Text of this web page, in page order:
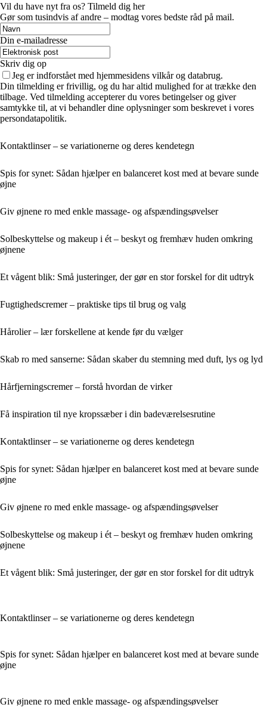
Vil du have nyt fra os? Tilmeld dig her
Gør som tusindvis af andre – modtag vores bedste råd på mail.
Din e-mailadresse
Skriv dig op
Jeg er indforstået med hjemmesidens vilkår og databrug.
Din tilmelding er frivillig, og du har altid mulighed for at trække den
tilbage. Ved tilmelding accepterer du vores betingelser og giver
samtykke til, at vi behandler dine oplysninger som beskrevet i vores
persondatapolitik.
Kontaktlinser – se variationerne og deres kendetegn
Spis for synet: Sådan hjælper en balanceret kost med at bevare sunde
øjne
Giv øjnene ro med enkle massage- og afspændingsøvelser
Solbeskyttelse og makeup i ét – beskyt og fremhæv huden omkring
øjnene
Et vågent blik: Små justeringer, der gør en stor forskel for dit udtryk
Fugtighedscremer – praktiske tips til brug og valg
Hårolier – lær forskellene at kende før du vælger
Skab ro med sanserne: Sådan skaber du stemning med duft, lys og lyd
Hårfjerningscremer – forstå hvordan de virker
Få inspiration til nye kropssæber i din badeværelsesrutine
Kontaktlinser – se variationerne og deres kendetegn
Spis for synet: Sådan hjælper en balanceret kost med at bevare sunde
øjne
Giv øjnene ro med enkle massage- og afspændingsøvelser
Solbeskyttelse og makeup i ét – beskyt og fremhæv huden omkring
øjnene
Et vågent blik: Små justeringer, der gør en stor forskel for dit udtryk
Kontaktlinser – se variationerne og deres kendetegn
Spis for synet: Sådan hjælper en balanceret kost med at bevare sunde
øjne
Giv øjnene ro med enkle massage- og afspændingsøvelser